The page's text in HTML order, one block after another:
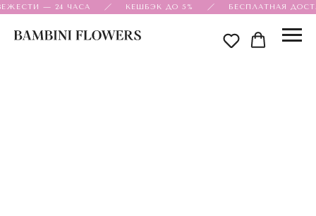
— 24 ЧАСА КЕШБЭК ДО 5% БЕСПЛАТНАЯ